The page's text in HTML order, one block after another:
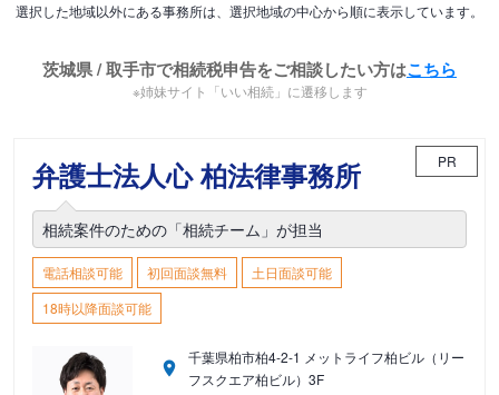
選択した地域以外にある事務所は、選択地域の中心から順に表示しています。
茨城県 / 取手市で相続税申告をご相談したい方はこちら
※姉妹サイト「いい相続」に遷移します
弁護士法人心 柏法律事務所 PR
相続案件のための「相続チーム」が担当
電話相談可能 初回面談無料
土日面談可能
18時以降面談可能
千葉県柏市柏4-2-1 メットライフ柏ビル（リー
フスクエア柏ビル）3F